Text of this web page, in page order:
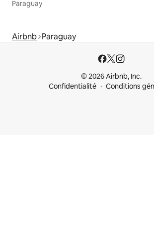
Paraguay
Airbnb Paraguay
© 2026 Airbnb, Inc.
Confidentialité
Conditions